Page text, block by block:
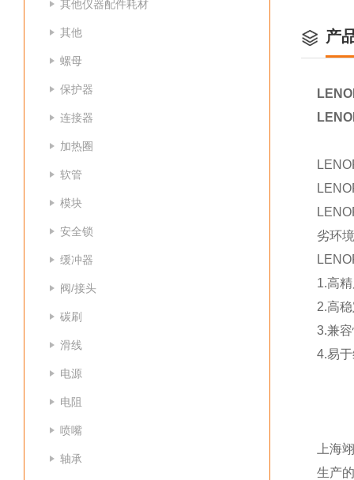
其他仪器配件耗材
其他
螺母
保护器
连接器
加热圈
软管
模块
安全锁
缓冲器
阀/接头
碳刷
滑线
电源
电阻
喷嘴
轴承
产
劣环
1.高
2.高
3.兼
4.易
上海
生产